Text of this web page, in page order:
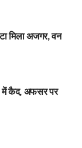
मिला अजगर, वन
में कैद, अफसर पर